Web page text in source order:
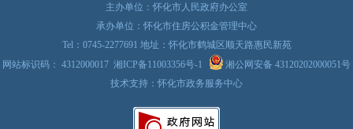
主办单位：怀化市人民政府办公室
承办单位：怀化市住房公积金管理中心
Tel：0745-2277691 地址：怀化市鹤城区顺天路惠民新苑
网站标识码： 4312000017 湘ICP备11003356号-1
湘公网安备 43120202000051号
技术支持：怀化市政务服务中心